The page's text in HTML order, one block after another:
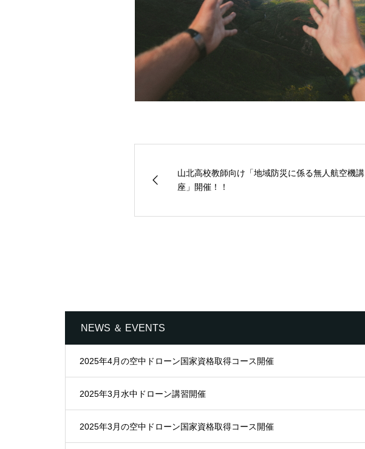
山北高校教師向け「地域防災に係る無人航空機講
座」開催！！
NEWS ＆ EVENTS
2025年4月の空中ドローン国家資格取得コース開催
2025年3月水中ドローン講習開催
2025年3月の空中ドローン国家資格取得コース開催